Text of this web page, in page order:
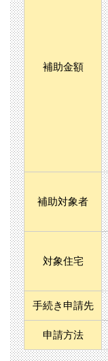
補助金額
補助対象者
対象住宅
手続き申請先
申請方法